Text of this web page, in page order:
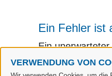
VERWENDUNG VON
Ein Fehler ist
Ein
aufgetreten.